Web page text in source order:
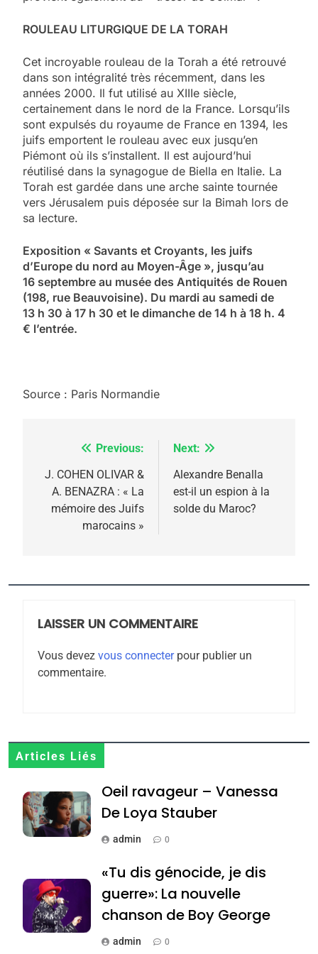
ROULEAU LITURGIQUE DE LA TORAH
Cet incroyable rouleau de la Torah a été retrouvé
dans son intégralité très récemment, dans les
années 2000. Il fut utilisé au XIIIe siècle,
certainement dans le nord de la France. Lorsqu’ils
sont expulsés du royaume de France en 1394, les
juifs emportent le rouleau avec eux jusqu’en
Piémont où ils s’installent. Il est aujourd’hui
réutilisé dans la synagogue de Biella en Italie. La
Torah est gardée dans une arche sainte tournée
vers Jérusalem puis déposée sur la Bimah lors de
sa lecture.
Exposition « Savants et Croyants, les juifs
d’Europe du nord au Moyen-Âge », jusqu’au
16 septembre au musée des Antiquités de Rouen
(198, rue Beauvoisine). Du mardi au samedi de
13 h 30 à 17 h 30 et le dimanche de 14 h à 18 h. 4
€ l’entrée.
Source : Paris Normandie
Navigation
de
l’article
Previous:
J. COHEN OLIVAR &
A. BENAZRA : « La
mémoire des Juifs
marocains »
Next:
Alexandre Benalla
est-il un espion à la
solde du Maroc?
LAISSER UN COMMENTAIRE
Vous devez vous connecterpour publier un
commentaire.
Articles Liés
Oeil ravageur – Vanessa
De Loya Stauber
admin 0
«Tu dis génocide, je dis
guerre»: La nouvelle
chanson de Boy George
admin 0
2025, l’année la plus
rapport d’ADL contre
l’antisémitisme
ISRAÉL
FIÈRE, DIGNE ET RÉSILIENTE :
POURQUOI JE REVENDIQUE
MA JUDAÏTE par Thérèse
ISRAÉL
CE QUI NOUS MANQUE –
JUDAISME
8
du terroir
1
De Loya Stauber
CINEMA ISRAÉL
«Tu dis génocide, je dis
guerre»: La nouvelle
chanson de Boy George